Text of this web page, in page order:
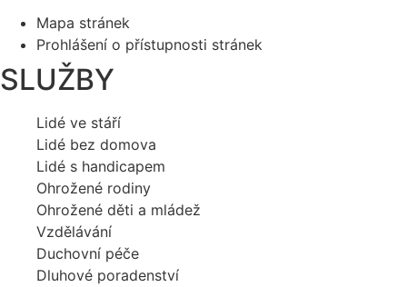
Mapa stránek
Prohlášení o přístupnosti stránek
SLUŽBY
Lidé ve stáří
Lidé bez domova
Lidé s handicapem
Ohrožené rodiny
Ohrožené děti a mládež
Vzdělávání
Duchovní péče
Dluhové poradenství